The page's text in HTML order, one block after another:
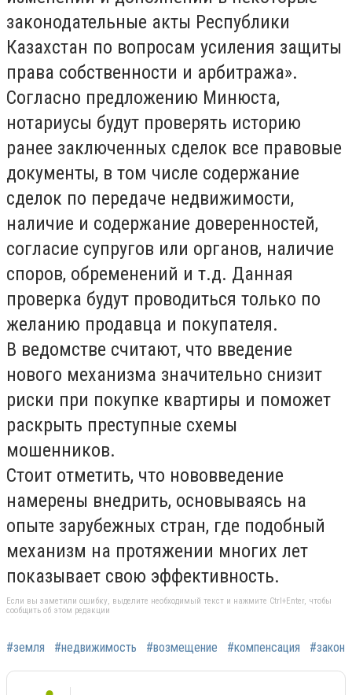
законодательные акты Республики
Казахстан по вопросам усиления защиты
права собственности и арбитража».
Согласно предложению Минюста,
нотариусы будут проверять историю
ранее заключенных сделок все правовые
документы, в том числе содержание
сделок по передаче недвижимости,
наличие и содержание доверенностей,
согласие супругов или органов, наличие
споров, обременений и т.д. Данная
проверка будут проводиться только по
желанию продавца и покупателя.
В ведомстве считают, что введение
нового механизма значительно снизит
риски при покупке квартиры и поможет
раскрыть преступные схемы
мошенников.
Стоит отметить, что нововведение
намерены внедрить, основываясь на
опыте зарубежных стран, где подобный
механизм на протяжении многих лет
показывает свою эффективность.
Если вы заметили ошибку, выделите необходимый текст и нажмите Ctrl+Enter, чтобы
сообщить об этом редакции
#земля #недвижимость #возмещение #компенсация #закон